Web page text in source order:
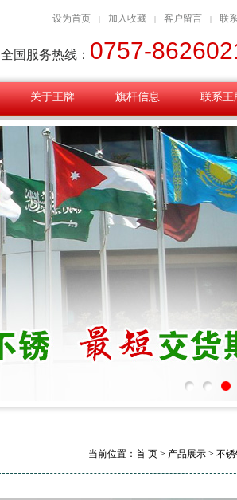
设为首页 | 加入收藏 | 客户留言 | 联
全国服务热线： 0757-
关于王牌 旗杆信息 联系王
当前位置：首 页 > 产品展示 > 不